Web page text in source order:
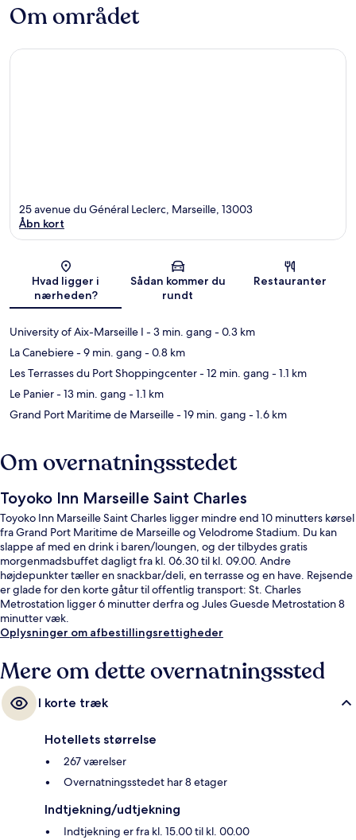
Om området
Kort
25 avenue du Général Leclerc, Marseille, 13003
Åbn kort
Hvad ligger i
nærheden?
Sådan kommer du
rundt
Restauranter
University of Aix-Marseille I - 3 min. gang - 0.3 km
La Canebiere- 9 min. gang - 0.8 km
Les Terrasses du Port Shoppingcenter- 12 min. gang - 1.1 km
Le Panier- 13 min. gang - 1.1 km
Grand Port Maritime de Marseille- 19 min. gang - 1.6 km
Om overnatningsstedet
Toyoko Inn Marseille Saint Charles
Toyoko Inn Marseille Saint Charles ligger mindre end 10 minutters kørsel
fra Grand Port Maritime de Marseille og Velodrome Stadium. Du kan
slappe af med en drink i baren/loungen, og der tilbydes gratis
morgenmadsbuffet dagligt fra kl. 06.30 til kl. 09.00. Andre
højdepunkter tæller en snackbar/deli, en terrasse og en have. Rejsende
er glade for den korte gåtur til offentlig transport: St. Charles
Metrostation ligger 6 minutter derfra og Jules Guesde Metrostation 8
minutter væk.
Oplysninger om afbestillingsrettigheder
Mere om dette overnatningssted
I korte træk
Hotellets størrelse
267 værelser
Overnatningsstedet har 8 etager
Indtjekning/udtjekning
Indtjekning er fra kl. 15.00 til kl. 00.00